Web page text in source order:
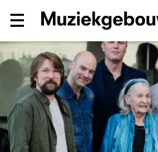
Menu